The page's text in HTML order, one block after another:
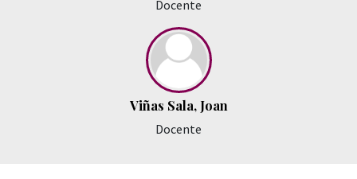
Docente
Viñas Sala, Joan
Docente